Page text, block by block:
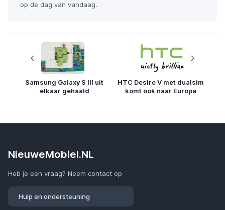
op de dag van vandaag.
Samsung Galaxy S III uit
elkaar gehaald
HTC Desire V met dualsim
komt ook naar Europa
NieuweMobiel.NL
Heb je een vraag? Neem contact op
Hulp en ondersteuning